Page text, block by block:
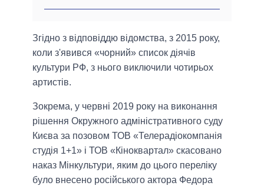
Згідно з відповіддю відомства, з 2015 року,
коли з'явився «чорний» список діячів
культури РФ, з нього виключили чотирьох
артистів.
Зокрема, у червні 2019 року на виконання
рішення Окружного адміністративного суду
Києва за позовом ТОВ «Телерадіокомпанія
студія 1+1» і ТОВ «Кіноквартал» скасовано
наказ Мінкультури, яким до цього переліку
було внесено російського актора Федора